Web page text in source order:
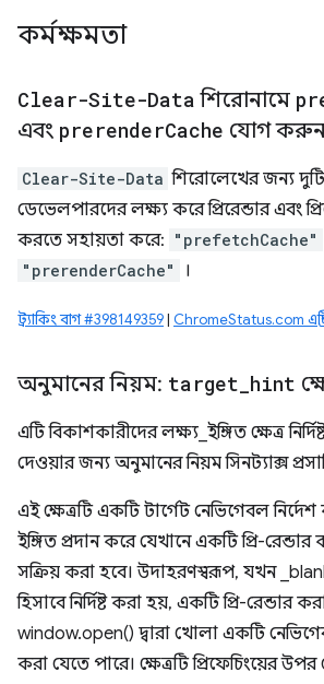
কর্মক্ষমতা
Clear-Site-Data শিরোনামে
এবং prerenderCache যোগ
Clear-Site-Data শিরোলেখের জন্য
ডেভেলপারদের লক্ষ্য করে প্রিরেন্ডার এবং
করতে সহায়তা করে: "prefetchCache"
"prerenderCache" ।
ট্র্যাকিং বাগ #398149359| ChromeStatus.com
অনুমানের নিয়ম: target hint
এটি বিকাশকারীদের লক্ষ্য_ইঙ্গিত ক্ষেত্র
দেওয়ার জন্য অনুমানের নিয়ম সিনট্যাক্স
এই ক্ষেত্রটি একটি টার্গেট নেভিগেবল
ইঙ্গিত প্রদান করে যেখানে একটি প্রি-রেন্ডার
সক্রিয় করা হবে। উদাহরণস্বরূপ, যখন
হিসাবে নির্দিষ্ট করা হয়, একটি প্রি-রেন্ডার
window.open() দ্বারা খোলা একটি
করা যেতে পারে। ক্ষেত্রটি প্রিফেচিংয়ের